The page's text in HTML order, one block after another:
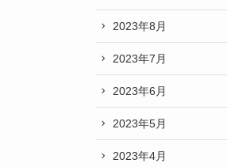
2023年8月
2023年7月
2023年6月
2023年5月
2023年4月